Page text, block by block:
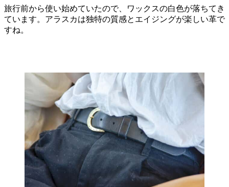
旅行前から使い始めていたので、ワックスの白色が落ちてき
ています。アラスカは独特の質感とエイジングが楽しい革で
すね。